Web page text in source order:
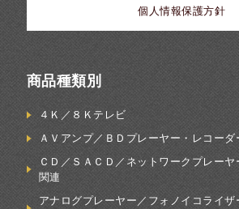
個人情報保護方針
商品種類別
４Ｋ／８Ｋテレビ
ＡＶアンプ／ＢＤプレーヤー・レコーダ
ＣＤ／ＳＡＣＤ／ネットワークプレー
関連
アナログプレーヤー／フォノイコライザ